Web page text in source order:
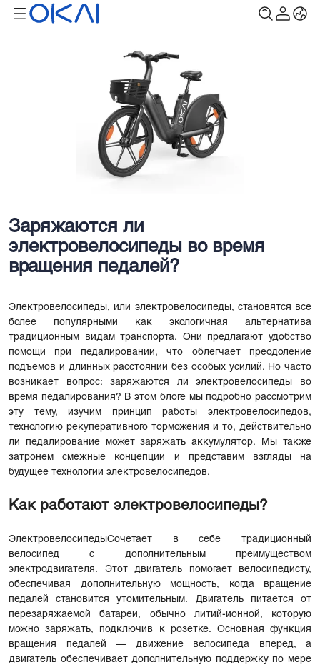
Заряжаются ли
электровелосипеды во время
вращения педалей?
Электровелосипеды, или электровелосипеды, становятся все
более популярными как экологичная альтернатива
традиционным видам транспорта. Они предлагают удобство
помощи при педалировании, что облегчает преодоление
подъемов и длинных расстояний без особых усилий. Но часто
возникает вопрос: заряжаются ли электровелосипеды во
время педалирования? В этом блоге мы подробно рассмотрим
эту тему, изучим принцип работы электровелосипедов,
технологию рекуперативного торможения и то, действительно
ли педалирование может заряжать аккумулятор. Мы также
затронем смежные концепции и представим взгляды на
будущее технологии электровелосипедов.
Как работают электровелосипеды?
ЭлектровелосипедыСочетает в себе традиционный
велосипед с дополнительным преимуществом
электродвигателя. Этот двигатель помогает велосипедисту,
обеспечивая дополнительную мощность, когда вращение
педалей становится утомительным. Двигатель питается от
перезаряжаемой батареи, обычно литий-ионной, которую
можно заряжать, подключив к розетке. Основная функция
вращения педалей — движение велосипеда вперед, а
двигатель обеспечивает дополнительную поддержку по мере